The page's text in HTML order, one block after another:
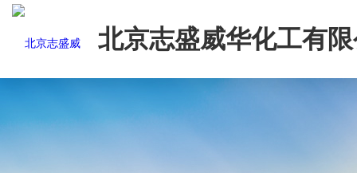
北京志盛威华化工有